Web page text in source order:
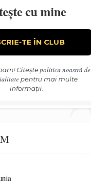
cu mine
Citeștepolitica noastră de
pentru mai multe
informații.